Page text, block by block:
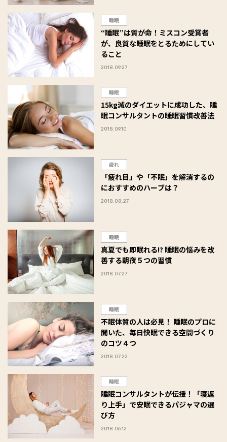
睡眠
“睡眠”は質が命！ミスコン受賞者
が、良質な睡眠をとるためにしてい
ること
2018.09.27
睡眠
15kg減のダイエットに成功した、睡
眠コンサルタントの睡眠習慣改善法
2018.09.10
疲れ
「疲れ目」や「不眠」を解消するの
におすすめのハーブは？
2018.08.27
睡眠
真夏でも即眠れる!? 睡眠の悩みを改
善する朝夜５つの習慣
2018.07.27
睡眠
不眠体質の人は必見！ 睡眠のプロに
聞いた、毎日快眠できる空間づくり
のコツ４つ
2018.07.22
睡眠
睡眠コンサルタントが伝授！「寝返
り上手」で安眠できるパジャマの選
び方
2018.06.12